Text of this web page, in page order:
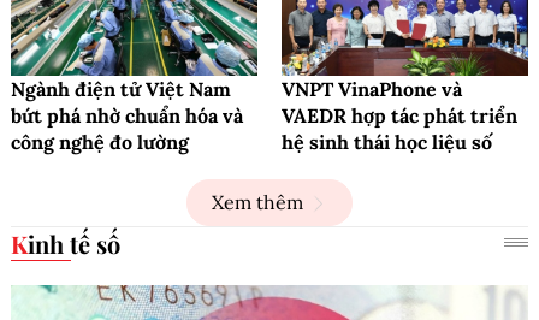
Ngành điện tử Việt Nam
bứt phá nhờ chuẩn hóa và
công nghệ đo lường
VNPT VinaPhone và
VAEDR hợp tác phát triển
hệ sinh thái học liệu số
Xem thêm
Kinh tế số